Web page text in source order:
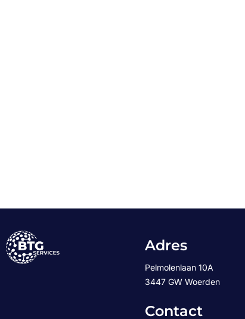
Adres
Pelmolenlaan 10A
3447 GW Woerden
Contact